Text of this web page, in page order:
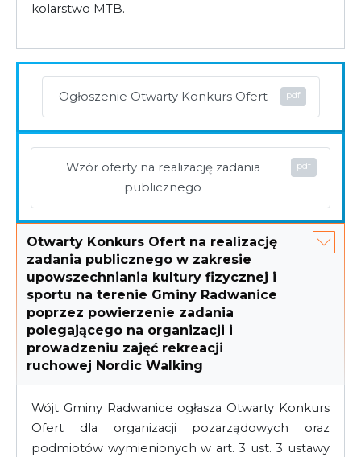
kolarstwo MTB.
Ogłoszenie Otwarty Konkurs Ofert
Wzór oferty na realizację zadania
publicznego
Otwarty Konkurs Ofert na realizację
zadania publicznego w zakresie
upowszechniania kultury fizycznej i
sportu na terenie Gminy Radwanice
poprzez powierzenie zadania
polegającego na organizacji i
prowadzeniu zajęć rekreacji
ruchowej Nordic Walking
Wójt Gminy Radwanice ogłasza Otwarty Konkurs
Ofert dla organizacji pozarządowych oraz
podmiotów wymienionych w art. 3 ust. 3 ustawy